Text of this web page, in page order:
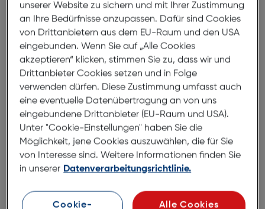
18mm
51mm
Zubehör
unserer Website zu sichern und mit Ihrer Zustimmung
an Ihre Bedürfnisse anzupassen. Dafür sind Cookies
von Drittanbietern aus dem EU-Raum und den USA
eingebunden. Wenn Sie auf „Alle Cookies
akzeptieren“ klicken, stimmen Sie zu, dass wir und
Drittanbieter Cookies setzen und in Folge
verwenden dürfen. Diese Zustimmung umfasst auch
eine eventuelle Datenübertragung an von uns
eingebundene Drittanbieter (EU-Raum und USA).
Unter "Cookie-Einstellungen" haben Sie die
Möglichkeit, jene Cookies auszuwählen, die für Sie
von Interesse sind. Weitere Informationen finden Sie
in unserer Datenverarbeitungsrichtlinie.
Cookie-
Alle Cookies